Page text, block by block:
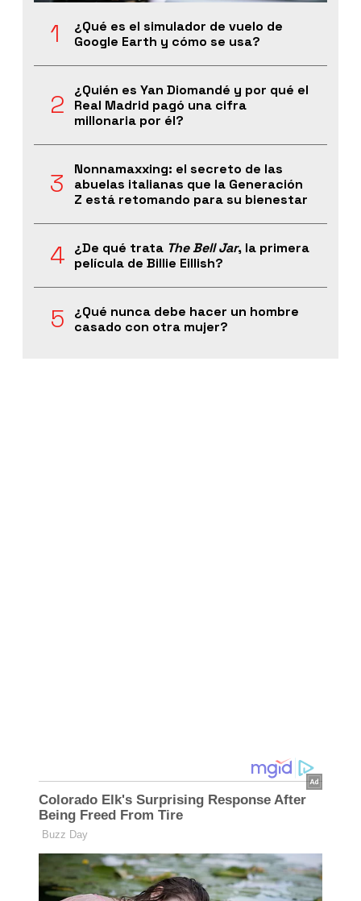
¿Qué es el simulador de vuelo de
Google Earth y cómo se usa?
¿Quién es Yan Diomandé y por qué el
Real Madrid pagó una cifra
millonaria por él?
Nonnamaxxing: el secreto de las
abuelas italianas que la Generación
Z está retomando para su bienestar
¿De qué trata The Bell Jar, la primera
película de Billie Eillish?
¿Qué nunca debe hacer un hombre
casado con otra mujer?